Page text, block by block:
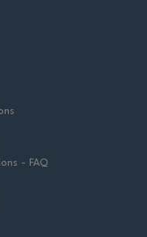
- FAQ